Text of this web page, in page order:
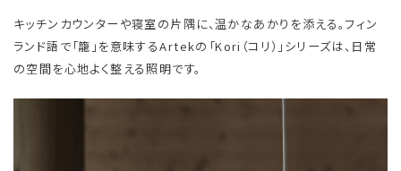
キッチンカウンターや寝室の片隅に、温かなあかりを添える。フィン
ランド語で「籠」を意味するArtekの「Kori（コリ）」シリーズは、日常
の空間を心地よく整える照明です。